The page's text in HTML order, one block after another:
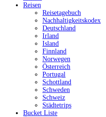
Reisen
Reisetagebuch
Nachhaltigkeitskodex
Deutschland
Irland
Island
Finnland
Norwegen
Österreich
Portugal
Schottland
Schweden
Schweiz
Städtetrips
Bucket Liste